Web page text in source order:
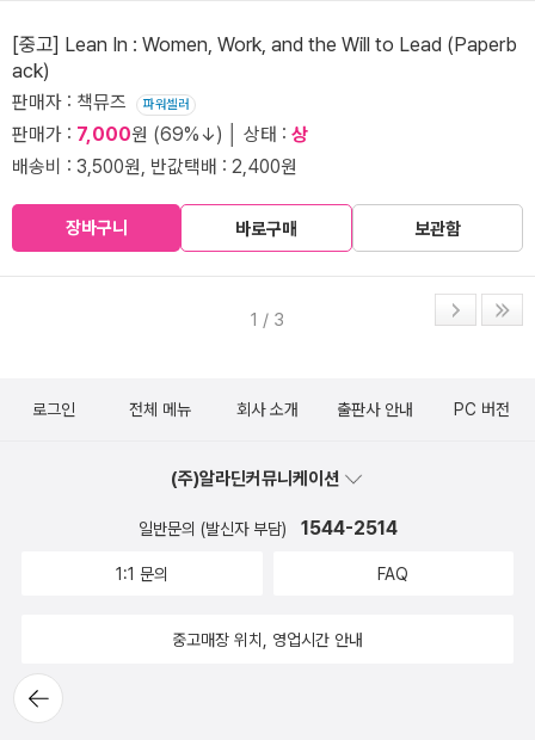
[중고] Lean In : Women, Work, and the Will to Lead (Paperb
ack)
판매자 : 책뮤즈 파워셀러
판매가 : 7,000원 (69%↓) │ 상태 : 상
배송비 : 3,500원, 반값택배 : 2,400원
장바구니 바로구매 보관함
1 / 3
뒤로가
기
로그인 전체 메뉴 회사 소개 출판사 안내 PC 버전
(주)알라딘커뮤니케이션
일반문의 (발신자 부담) 1544-2514
1:1 문의 FAQ
중고매장 위치, 영업시간 안내